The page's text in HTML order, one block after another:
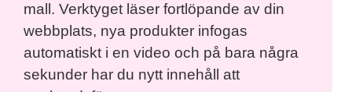
mall. Verktyget läser fortlöpande av din
webbplats, nya produkter infogas
automatiskt i en video och på bara några
sekunder har du nytt innehåll att